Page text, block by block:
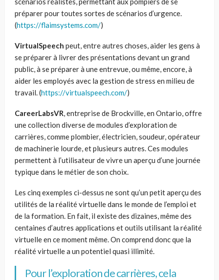
préparer pour toutes sortes de scénarios d’urgence.
(https://flaimsystems.com/)
VirtualSpeech peut, entre autres choses, aider les gens à
se préparer à livrer des présentations devant un grand
public, à se préparer à une entrevue, ou même, encore, à
aider les employés avec la gestion de stress en milieu de
travail. (https://virtualspeech.com/)
CareerLabsVR, entreprise de Brockville, en Ontario, offre
une collection diverse de modules d’exploration de
carrières, comme plombier, électricien, soudeur, opérateur
de machinerie lourde, et plusieurs autres. Ces modules
permettent à l’utilisateur de vivre un aperçu d’une journée
typique dans le métier de son choix.
Les cinq exemples ci-dessus ne sont qu’un petit aperçu des
utilités de la réalité virtuelle dans le monde de l’emploi et
de la formation. En fait, il existe des dizaines, même des
centaines d’autres applications et outils utilisant la réalité
virtuelle en ce moment même. On comprend donc que la
réalité virtuelle a un potentiel quasi illimité.
Pour l’exploration de carrières, cela